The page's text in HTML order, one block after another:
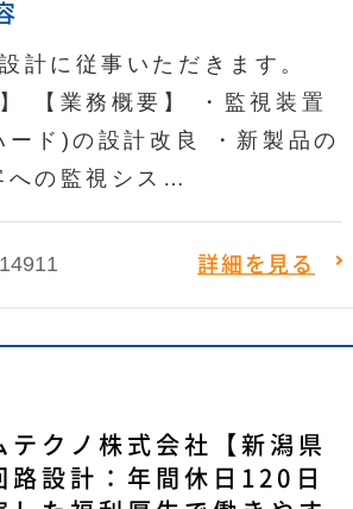
計に従事いただきます。
】 【業務概要】 ・監視装置
ード)の設計改良 ・新製品の
への監視シス…
詳細を見る
テクノ株式会社【新潟県
路設計：年間休日120日